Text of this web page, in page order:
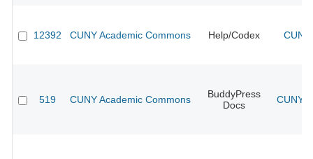
12392 CUNY Academic Commons Help/Codex
519 CUNY Academic Commons
BuddyPress
Docs
CUNY